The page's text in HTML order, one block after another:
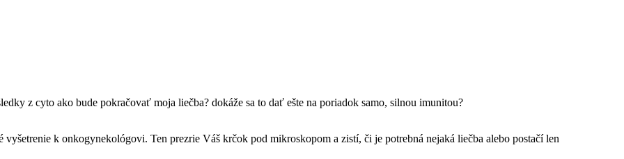
z cyto ako bude pokračovať moja liečba? dokáže sa to dať ešte na poriadok samo, silnou imunitou?
k onkogynekológovi. Ten prezrie Váš krčok pod mikroskopom a zistí, či je potrebná nejaká liečba alebo postačí len